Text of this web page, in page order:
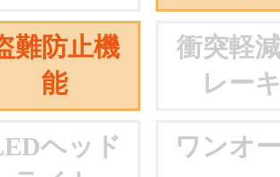
難防止機
能
衝突軽
レー
ヘッド
ワンオ